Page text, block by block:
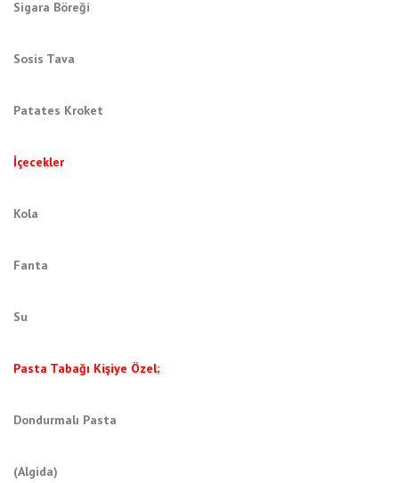
Sigara Böreği
Sosis Tava
Patates Kroket
İçecekler
Kola
Fanta
Su
Pasta Tabağı Kişiye Özel;
Dondurmalı Pasta
(Algida)